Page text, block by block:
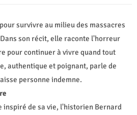
survivre au milieu des massacres
son récit, elle raconte l'horreur
pour continuer à vivre quand tout
authentique et poignant, parle de
personne indemne.
inspiré de sa vie, l'historien Bernard